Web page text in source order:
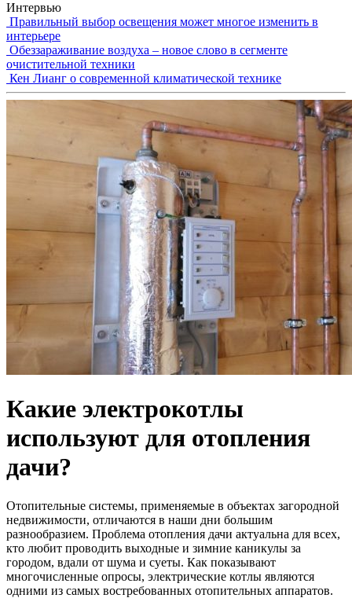
Интервью
Правильный выбор освещения может многое изменить в
интерьере
Обеззараживание воздуха – новое слово в сегменте
очистительной техники
Кен Лианг о современной климатической технике
Какие электрокотлы
используют для отопления
дачи?
Отопительные системы, применяемые в объектах загородной
недвижимости, отличаются в наши дни большим
разнообразием. Проблема отопления дачи актуальна для всех,
кто любит проводить выходные и зимние каникулы за
городом, вдали от шума и суеты. Как показывают
многочисленные опросы, электрические котлы являются
одними из самых востребованных отопительных аппаратов.